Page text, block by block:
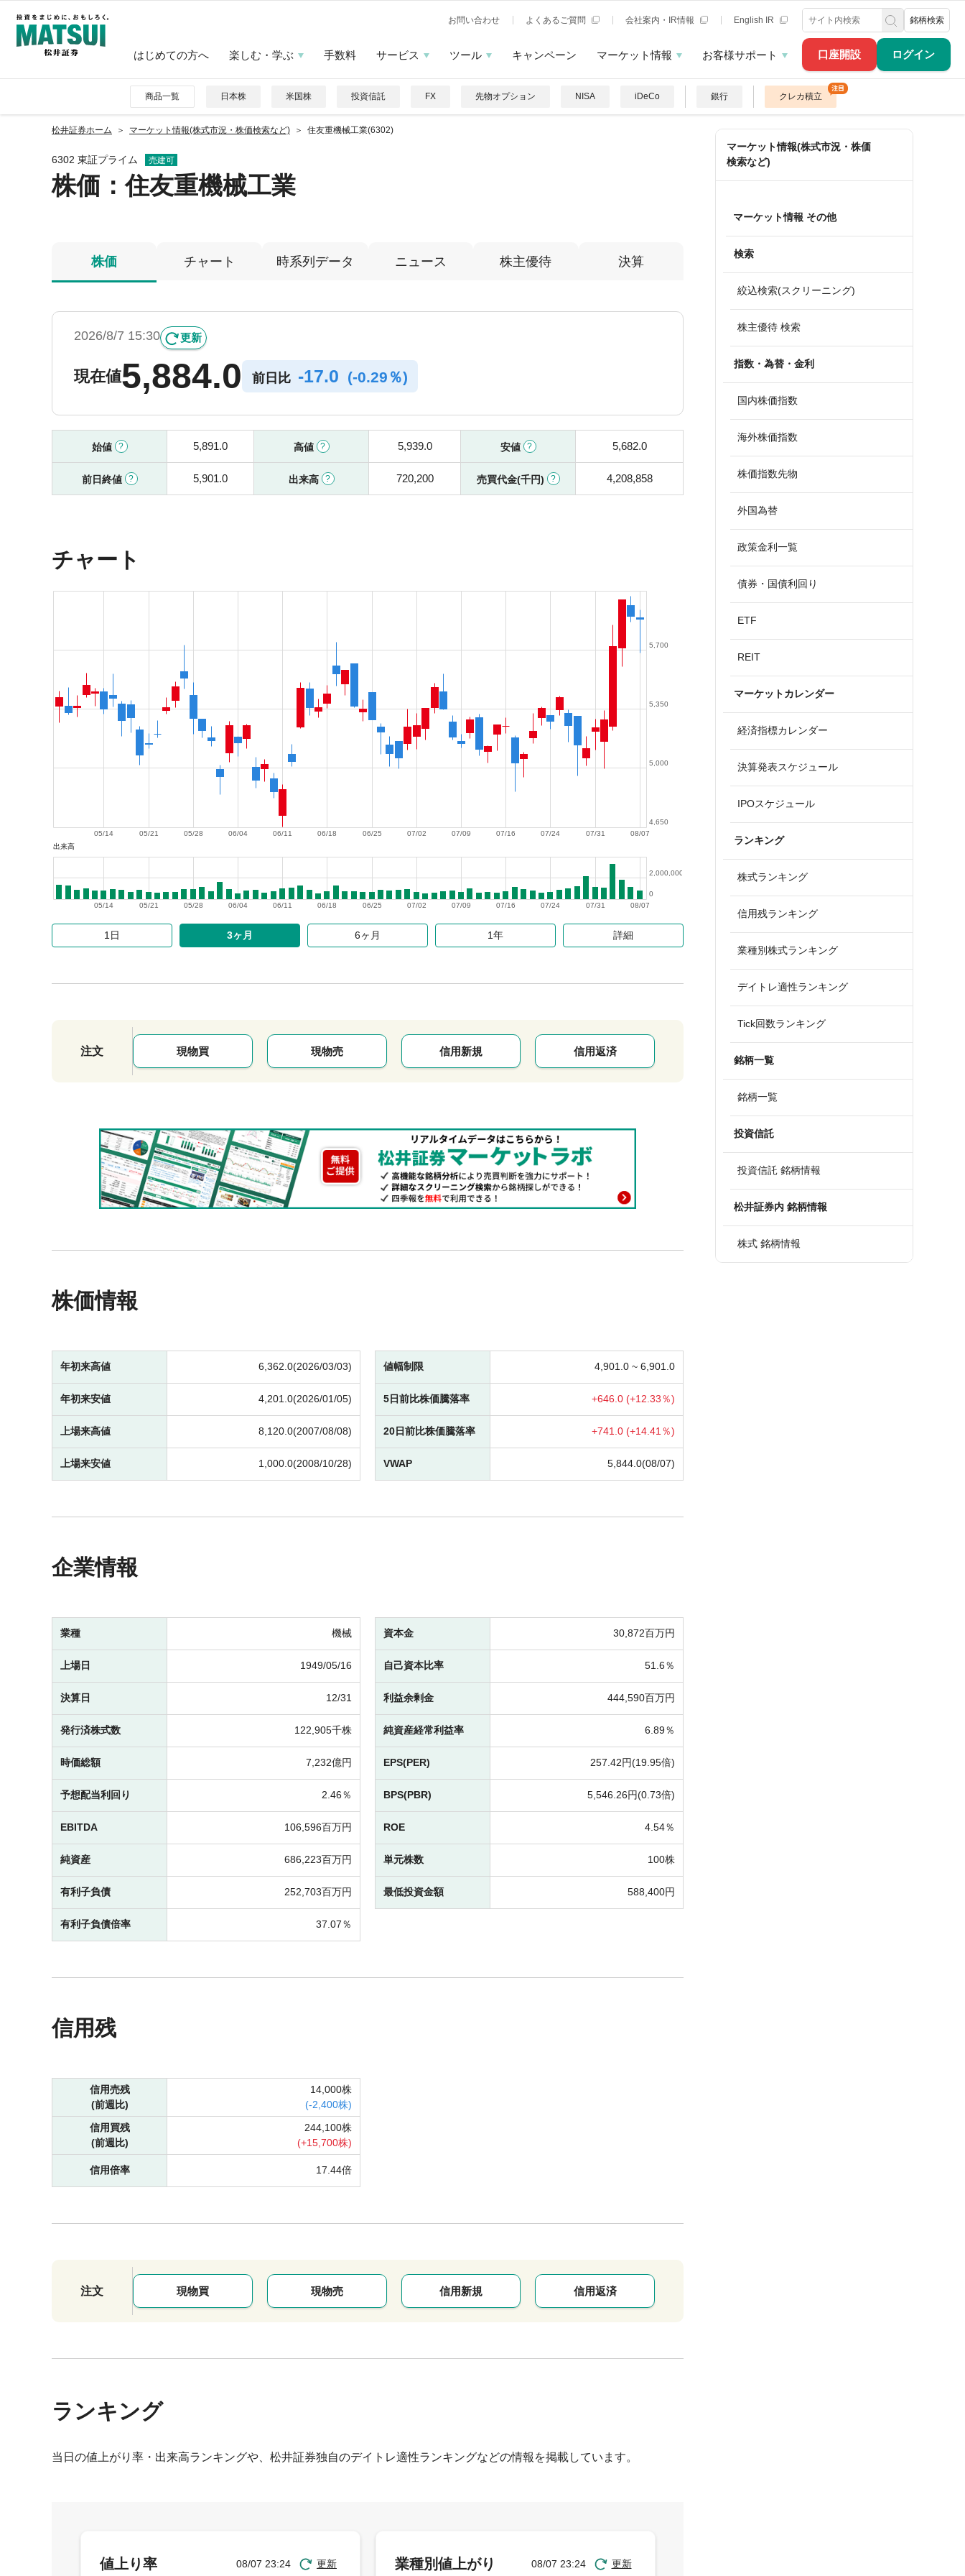
口座開設 ログイン
お問い合わせ よくあるご質問 会社案内・IR情報 English IR 銘柄検索
はじめての方へ 楽しむ・学ぶ 手数料 サービス ツール キャンペーン マーケット情報 お客様サポート
商品一覧 日本株 米国株 投資信託 FX 先物オプション NISA iDeCo 銀行 クレカ積立
松井証券ホーム マーケット情報(株式市況・株価検索など) 住友重機械工業(6302)
6302 東証プライム 売建可
株価 ：住友重機械工業
株価 チャート 時系列データ ニュース 株主優待 決算
2026/8/7 15:30 更新
現在値5,884.0 前日比 -17.0 (-0.29％)
始値 5,891.0 高値 5,939.0 安値 5,682.0
前日終値 5,901.0 出来高 720,200 売買代金(千円) 4,208,858
チャート
08/07
07/31
07/24
07/16
07/09
07/02
06/25
06/18
06/11
06/04
05/28
05/21
05/14
4,650
5,000
5,350
5,700
出来高
08/07
07/31
07/24
07/16
07/09
07/02
06/25
06/18
06/11
06/04
05/28
05/21
05/14
0
2,000,000
1日 3ヶ月 6ヶ月 1年 詳細
注文 現物買 現物売 信用新規 信用返済
株価情報
年初来高値 6,362.0(2026/03/03)
年初来安値 4,201.0(2026/01/05)
上場来高値 8,120.0(2007/08/08)
上場来安値 1,000.0(2008/10/28)
値幅制限 4,901.0 ~ 6,901.0
5日前比株価騰落率 +646.0 (+12.33％)
20日前比株価騰落率 +741.0 (+14.41％)
VWAP 5,844.0(08/07)
企業情報
業種 機械
上場日 1949/05/16
決算日 12/31
発行済株式数 122,905千株
時価総額 7,232億円
予想配当利回り 2.46％
EBITDA 106,596百万円
純資産 686,223百万円
有利子負債 252,703百万円
有利子負債倍率 37.07％
資本金 30,872百万円
自己資本比率 51.6％
利益余剰金 444,590百万円
純資産経常利益率 6.89％
EPS(PER) 257.42円(19.95倍)
BPS(PBR) 5,546.26円(0.73倍)
ROE 4.54％
単元株数 100株
最低投資金額 588,400円
信用残
信用売残
(前週比)
14,000株
(-2,400株)
信用買残
(前週比)
244,100株
(+15,700株)
信用倍率 17.44倍
注文 現物買 現物売 信用新規 信用返済
ランキング
当日の値上がり率・出来高ランキングや、松井証券独自のデイトレ適性ランキングなどの情報を掲載しています。
マーケット情報(株式市況・株価
検索など)
マーケット情報 その他
検索
絞込検索(スクリーニング)
株主優待 検索
指数・為替・金利
国内株価指数
海外株価指数
株価指数先物
外国為替
政策金利一覧
債券・国債利回り
ETF
REIT
マーケットカレンダー
経済指標カレンダー
決算発表スケジュール
IPOスケジュール
ランキング
株式ランキング
信用残ランキング
業種別株式ランキング
デイトレ適性ランキング
Tick回数ランキング
銘柄一覧
銘柄一覧
投資信託
投資信託 銘柄情報
松井証券内 銘柄情報
株式 銘柄情報